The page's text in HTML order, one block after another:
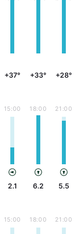
+37° +33° +28°
15:00
2.1
18:00
6.2
21:00
5.5
15:00 18:00 21:00